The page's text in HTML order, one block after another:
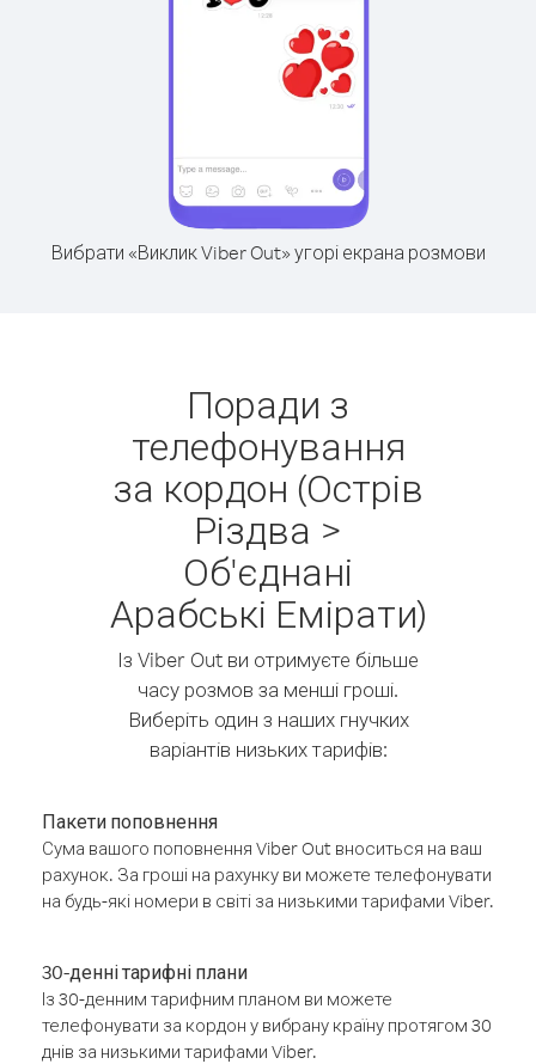
Вибрати «Виклик Viber Out» угорі екрана розмови
Поради з
телефонування
за кордон (Острів
Різдва >
Об'єднані
Арабські Емірати)
Із Viber Out ви отримуєте більше
часу розмов за менші гроші.
Виберіть один з наших гнучких
варіантів низьких тарифів:
Пакети поповнення
Сума вашого поповнення Viber Out вноситься на ваш
рахунок. За гроші на рахунку ви можете телефонувати
на будь-які номери в світі за низькими тарифами Viber.
30-денні тарифні плани
Із 30-денним тарифним планом ви можете
телефонувати за кордон у вибрану країну протягом 30
днів за низькими тарифами Viber.